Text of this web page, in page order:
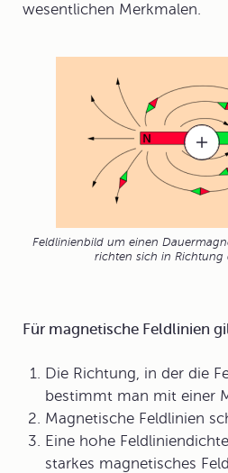
wesentlichen Merkmalen.
Feldlinienbild um einen
richten sich in Richtung
Für magnetische Feldlinien
Die Richtung, in der die
bestimmt man mit einer
Magnetische Feldlinien
Eine hohe Feldliniendichte
starkes magnetisches